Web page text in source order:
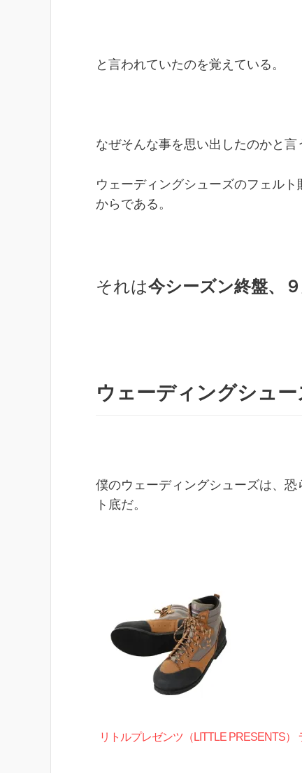
と言われていたのを覚えている。
なぜそんな事を思い出したのかと言
ウェーディングシューズのフェル
からである。
それは今シーズン終盤、
ウェーディングシュー
僕のウェーディングシューズは、
ト底だ。
リトルプレゼンツ（LITTLE PRESENTS